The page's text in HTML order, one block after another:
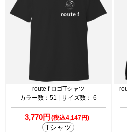
route f ロゴTシャツ
カラー数：51 | サイズ数： 6
3,770円 (税込4,147円)
Tシャツ